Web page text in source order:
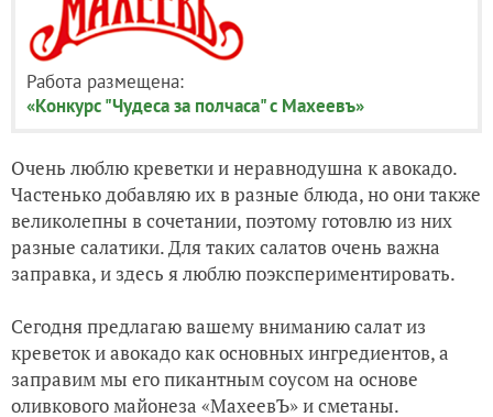
Работа размещена:
«Конкурс "Чудеса за полчаса" с Махеевъ»
Очень люблю креветки и неравнодушна к авокадо.
Частенько добавляю их в разные блюда, но они также
великолепны в сочетании, поэтому готовлю из них
разные салатики. Для таких салатов очень важна
заправка, и здесь я люблю поэкспериментировать.
Сегодня предлагаю вашему вниманию салат из
креветок и авокадо как основных ингредиентов, а
заправим мы его пикантным соусом на основе
оливкового майонеза «МахеевЪ» и сметаны.